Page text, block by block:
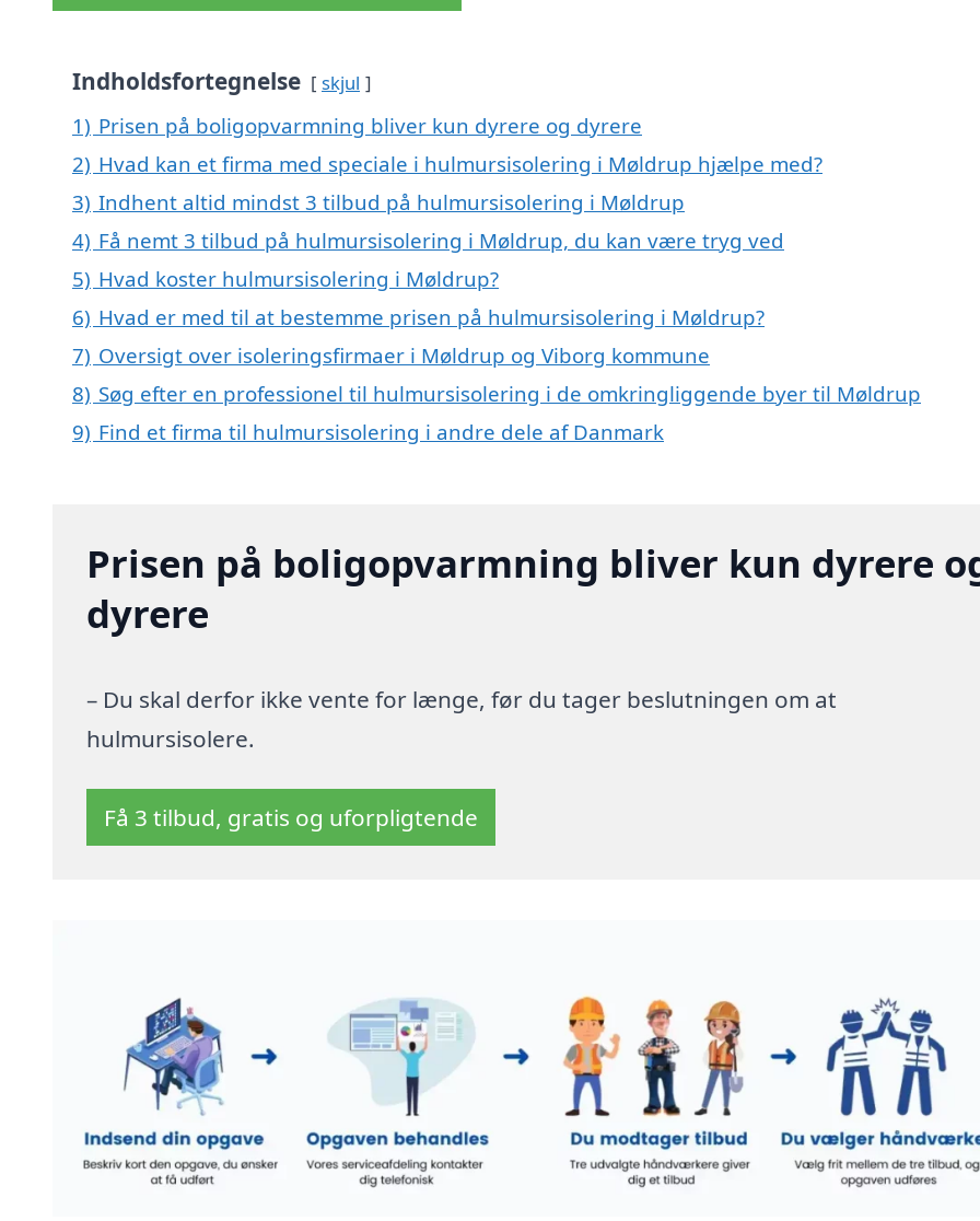
Indholdsfortegnelse skjul
1) Prisen på boligopvarmning bliver kun dyrere og dyrere
2) Hvad kan et firma med speciale i hulmursisolering i Møldrup hjælpe med?
3) Indhent altid mindst 3 tilbud på hulmursisolering i Møldrup
4) Få nemt 3 tilbud på hulmursisolering i Møldrup, du kan være tryg ved
5) Hvad koster hulmursisolering i Møldrup?
6) Hvad er med til at bestemme prisen på hulmursisolering i Møldrup?
7) Oversigt over isoleringsfirmaer i Møldrup og Viborg kommune
8) Søg efter en professionel til hulmursisolering i de omkringliggende byer til Møldrup
9) Find et firma til hulmursisolering i andre dele af Danmark
Prisen på boligopvarmning bliver kun dyrere
dyrere
– Du skal derfor ikke vente for længe, før du tager beslutningen om at
hulmursisolere.
Få 3 tilbud, gratis og uforpligtende